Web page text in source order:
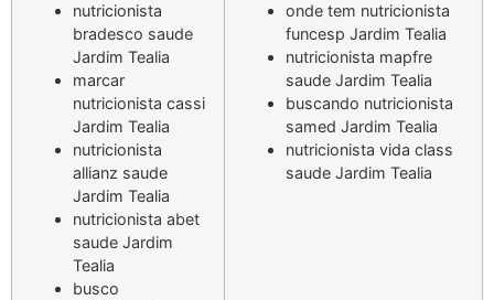
nutricionista
bradesco saude
Jardim Tealia
marcar
nutricionista cassi
Jardim Tealia
nutricionista
allianz saude
Jardim Tealia
nutricionista abet
saude Jardim
Tealia
busco
onde tem nutricionista
funcesp Jardim Tealia
nutricionista mapfre
saude Jardim Tealia
buscando nutricionista
samed Jardim Tealia
nutricionista vida class
saude Jardim Tealia